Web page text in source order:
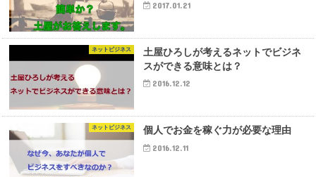
2017.01.21
ネットビジネス
土屋ひろしが考えるネットでビジネ
スができる意味とは？
2016.12.12
ネットビジネス 個人でお金を稼ぐ力が必要な理由
2016.12.11